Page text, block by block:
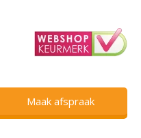
Maak afspraak